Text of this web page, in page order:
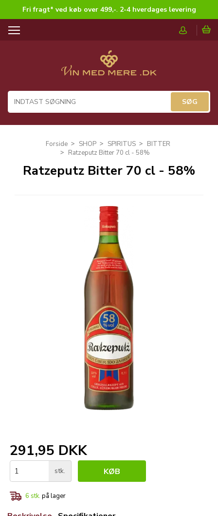
Fri fragt* ved køb over 499,-. 2-4 hverdages levering
T
a
i
Forside SHOP SPIRITUS
BITTER
Ratzeputz Bitter 70 cl - 58%
Ratzeputz Bitter 70 cl - 58%
291,95 DKK
stk. KØB
6 stk. på lager